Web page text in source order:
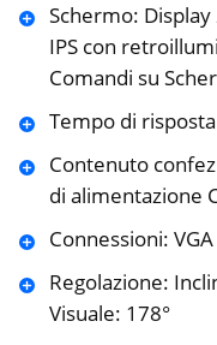
Schermo: Display
IPS con
Comandi su
Tempo di
Contenuto
di alimentazione
Connessioni:
Regolazione:
Visuale: 178°